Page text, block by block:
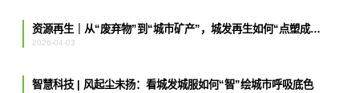
资源再生｜从“废弃物”到“城市矿产”，城发再生如何“点塑成金”？
2026-04-03
智慧科技 | 风起尘未扬：看城发城服如何“智”绘城市呼吸底色